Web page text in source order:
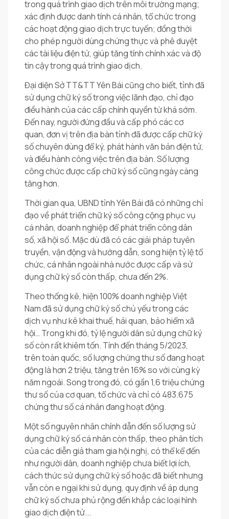
trong quá trình giao dịch trên môi trường mạng;
xác định được danh tính cá nhân, tổ chức trong
các hoạt động giao dịch trực tuyến; đồng thời
cho phép người dùng chứng thực và phê duyệt
các tài liệu điện tử, giúp tăng tính chính xác và độ
tin cậy trong quá trình giao dịch.
Đại diện Sở TT&TT Yên Bái cũng cho biết, tỉnh đã
sử dụng chữ ký số trong việc lãnh đạo, chỉ đạo
điều hành của các cấp chính quyền từ khá sớm.
Đến nay, người đứng đầu và cấp phó các cơ
quan, đơn vị trên địa bàn tỉnh đã được cấp chữ ký
số chuyên dùng để ký, phát hành văn bản điện tử,
và điều hành công việc trên địa bàn. Số lượng
công chức được cấp chữ ký số cũng ngày càng
tăng hơn.
Thời gian qua, UBND tỉnh Yên Bái đã có những chỉ
đạo về phát triển chữ ký số công cộng phục vụ
cá nhân, doanh nghiệp để phát triển công dân
số, xã hội số. Mặc dù đã có các giải pháp tuyên
truyền, vận động và hướng dẫn, song hiện tỷ lệ tổ
chức, cá nhân ngoài nhà nước được cấp và sử
dụng chữ ký số còn thấp, chưa đến 2%.
Theo thống kê, hiện 100% doanh nghiệp Việt
Nam đã sử dụng chữ ký số chủ yếu trong các
dịch vụ như kê khai thuế, hải quan, bảo hiểm xã
hội… Trong khi đó, tỷ lệ người dân sử dụng chữ ký
số còn rất khiêm tốn. Tính đến tháng 5/2023,
trên toàn quốc, số lượng chứng thư số đang hoạt
động là hơn 2 triệu, tăng trên 16% so với cùng kỳ
năm ngoái. Song trong đó, có gần 1,6 triệu chứng
thư số của cơ quan, tổ chức và chỉ có 483.675
chứng thư số cá nhân đang hoạt động.
Một số nguyên nhân chính dẫn đến số lượng sử
dụng chữ ký số cá nhân còn thấp, theo phân tích
của các diễn giả tham gia hội nghị, có thể kể đến
như người dân, doanh nghiệp chưa biết lợi ích,
cách thức sử dụng chữ ký số hoặc đã biết nhưng
vẫn còn e ngại khi sử dụng, quy định về áp dụng
chữ ký số chưa phủ rộng đến khắp các loại hình
giao dịch điện tử...